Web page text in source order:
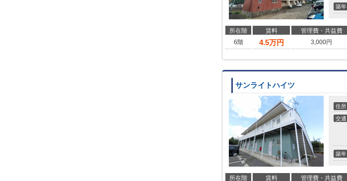
築年
所在階 賃料 管理費・共益費
6階
4.5万円 3,000円
サンライトハイツ
住所
交通
築年
所在階 賃料 管理費・共益費